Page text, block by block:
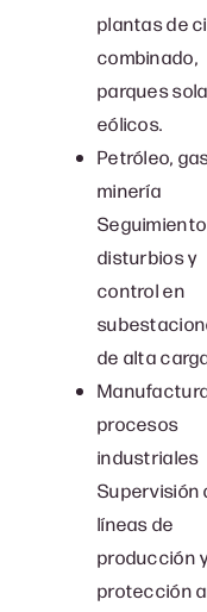
plantas de
combinado,
parques
eólicos.
Petróleo,
minería
disturbios y
control en
de alta
procesos
industriales
Supervisión
líneas de
producción y
protección